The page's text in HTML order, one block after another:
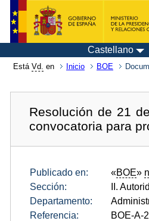
Castellano
Está Vd. en Inicio BOE
Resolución de 21
convocatoria para
Publicado en: «BOE»
Sección:
II.
Departamento:
Referencia:
BOE-A-